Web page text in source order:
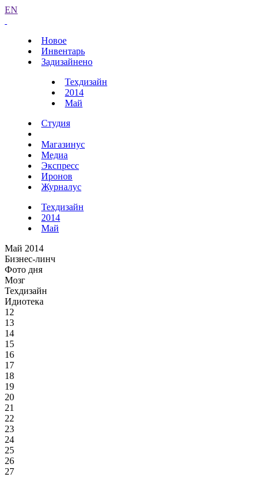
EN
Новое
Инвентарь
Задизайнено
Техдизайн
2014
Май
Студия
Магазинус
Медиа
Экспресс
Иронов
Журналус
Техдизайн
2014
Май
Май 2014
Бизнес-линч
Фото дня
Мозг
Техдизайн
Идиотека
12
13
14
15
16
17
18
19
20
21
22
23
24
25
26
27